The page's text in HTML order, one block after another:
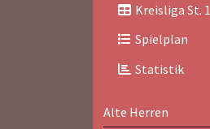
Kreisliga St. 1
Spielplan
Statistik
Alte Herren